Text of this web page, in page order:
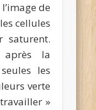
de
cellules
saturent.
après la
les
verte
»